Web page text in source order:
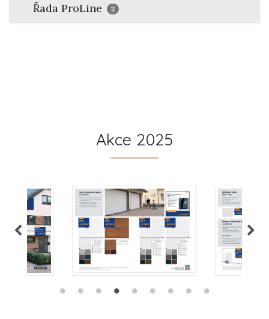
Řada ProLine 2
Akce 2025